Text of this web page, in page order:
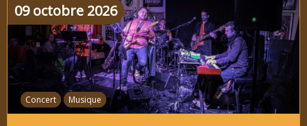
Concert Musique
09 octobre 2026